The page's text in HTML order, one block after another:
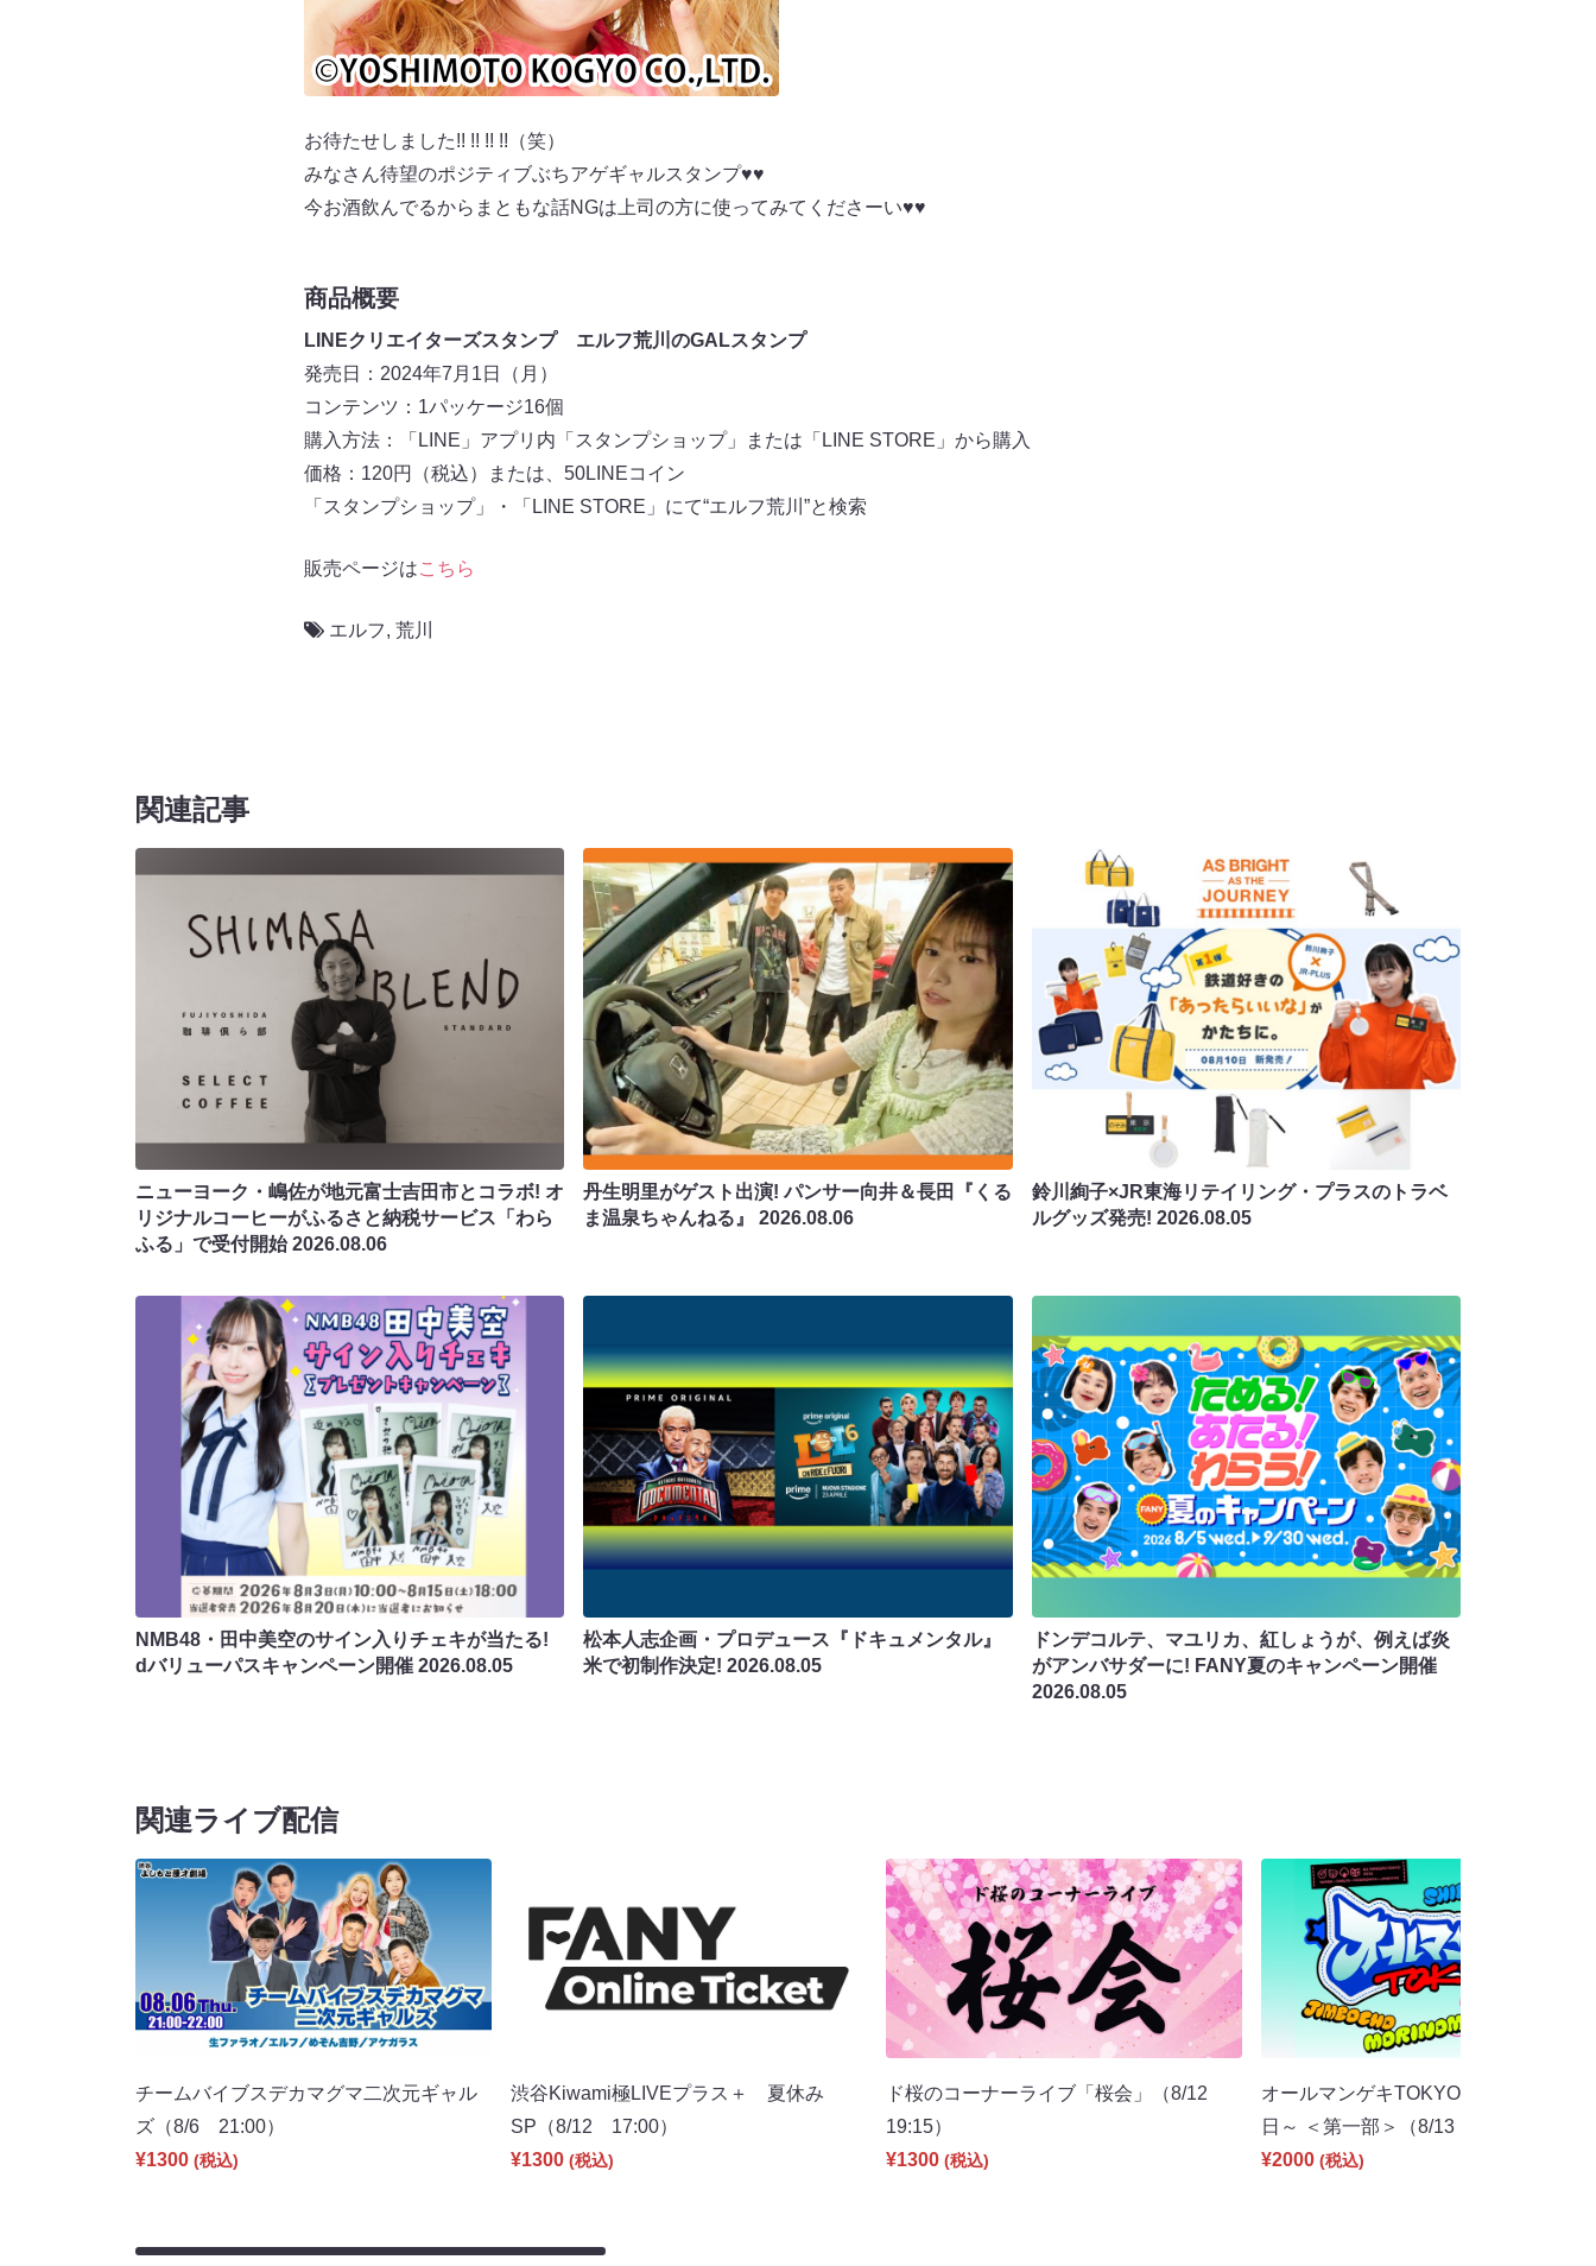
お待たせしました!! !! !! !!（笑）
みなさん待望のポジティブぶちアゲギャルスタンプ♥♥
今お酒飲んでるからまともな話NGは上司の方に使ってみてくださーい♥♥
商品概要
LINEクリエイターズスタンプ
エルフ荒川のGALスタンプ
発売日：2024年7月1日（月）
コンテンツ：1パッケージ16個
購入方法：「LINE」アプリ内「スタンプショップ」または「LINE STORE」から購入
価格：120円（税込）または、50LINEコイン
「スタンプショップ」・「LINE STORE」にて“エルフ荒川”と検索
販売ページはこちら
エルフ, 荒川
関連記事
ニューヨーク・嶋佐が地元富士吉田市とコラボ! オ
リジナルコーヒーがふるさと納税サービス「わら
ふる」で受付開始2026.08.06
丹生明里がゲスト出演! パンサー向井＆長田『くる
ま温泉ちゃんねる』2026.08.06
鈴川絢子×JR東海リテイリング・プラスのトラベ
ルグッズ発売! 2026.08.05
NMB48・田中美空のサイン入りチェキが当たる!
dバリューパスキャンペーン開催 2026.08.05
松本人志企画・プロデュース『ドキュメンタル』
米で初制作決定!2026.08.05
ドンデコルテ、マユリカ、紅しょうが、例えば炎
がアンバサダーに! FANY夏のキャンペーン開催
2026.08.05
関連ライブ配信
チームバイブスデカマグマ二次元ギャル
ズ（8/6 21:00）
¥1300 (税込)
渋谷Kiwami極LIVEプラス＋ 夏休み
SP（8/12 17:00）
¥1300 (税込)
ド桜のコーナーライブ「桜会」（8/12
19:15）
¥1300 (税込)
オールマンゲキTOKYO～東京マンゲ
日～ ＜第一部＞（8/13 13:00）
¥2000 (税込)